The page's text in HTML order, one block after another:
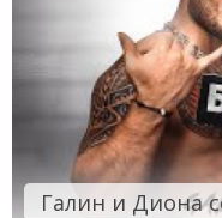
Галин и Диона